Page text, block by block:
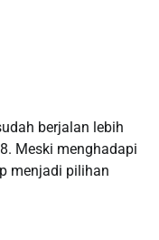
berjalan lebih
Meski menghadapi
menjadi pilihan